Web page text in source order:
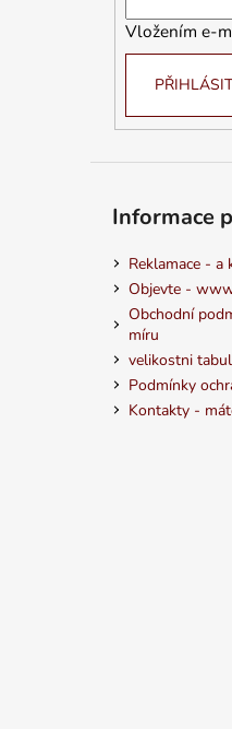
Vložením e-
Informace
Reklamace - a
Objevte -
Obchodní
míru
velikostni
Podmínky
Kontakty -